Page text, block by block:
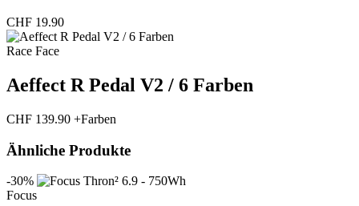
CHF 19.90
Race Face
Aeffect R Pedal V2 / 6 Farben
CHF 139.90 +Farben
Ähnliche Produkte
-30%
Focus